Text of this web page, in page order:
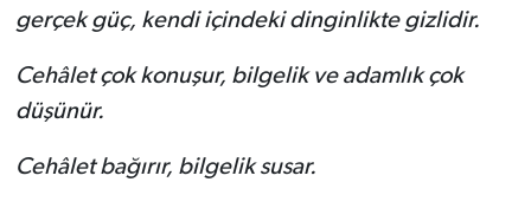
gerçek güç, kendi içindeki dinginlikte gizlidir.
Cehâlet çok konuşur, bilgelik ve adamlık çok
düşünür.
Cehâlet bağırır, bilgelik susar.